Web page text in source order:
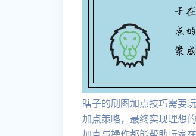
瞎子的刷图加点技巧需要
加点策略，最终实现理想